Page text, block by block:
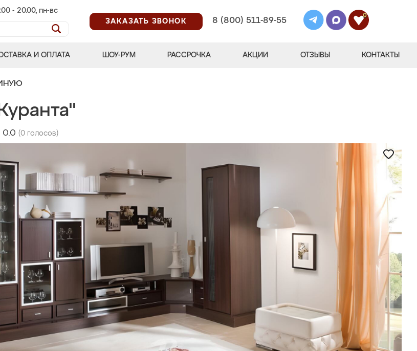
- 20.00, пн-вс
ЗАКАЗАТЬ ЗВОНОК
8 (800) 511-89-55
0
И ОПЛАТА ШОУ-РУМ РАССРОЧКА АКЦИИ ОТЗЫВЫ КОНТАКТЫ
0.0 (0 голосов)